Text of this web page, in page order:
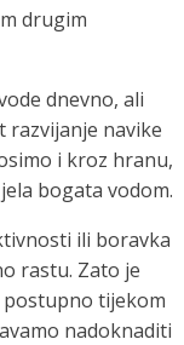
drugim
dnevno, ali
razvijanje navike
i kroz hranu,
bogata vodom.
ili boravka
rastu. Zato je
tijekom
nadoknaditi